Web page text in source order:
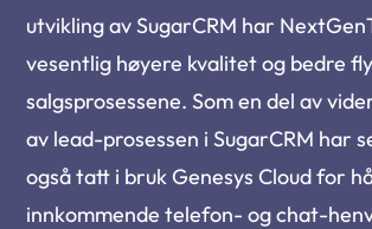
utvikling av SugarCRM har
vesentlig høyere kvalitet og bedre
salgsprosessene. Som en del av
av lead-prosessen i SugarCRM har
også tatt i bruk Genesys Cloud for
innkommende telefon- og chat-